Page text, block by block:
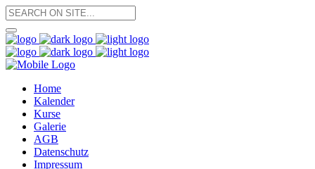
Home
Kalender
Kurse
Galerie
AGB
Datenschutz
Impressum